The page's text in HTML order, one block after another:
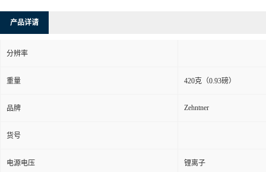
产品详请
分辨率
重量 420克（0.93磅）
品牌 Zehntner
货号
电源电压 锂离子